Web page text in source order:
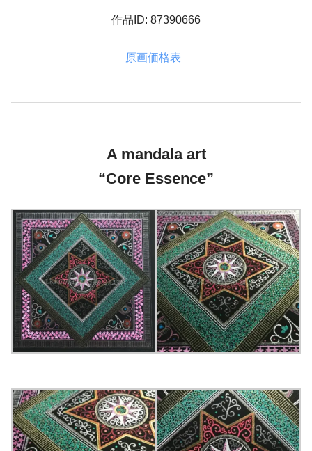
作品ID: 87390666
原画価格表
A mandala art
“Core Essence”